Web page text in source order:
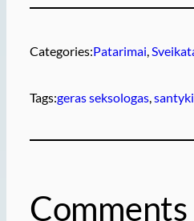
Categories:Patarimai,
Tags:geras seksologas,
Comments